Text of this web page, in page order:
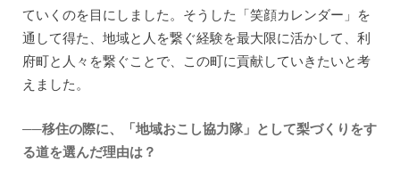
ていくのを目にしました。そうした「笑顔カレンダー」を
通して得た、地域と人を繋ぐ経験を最大限に活かして、利
府町と人々を繋ぐことで、この町に貢献していきたいと考
えました。
──移住の際に、「地域おこし協力隊」として梨づくりをす
る道を選んだ理由は？